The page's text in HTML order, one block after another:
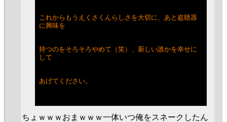
これからもうえくさくんらしさを大切に、あと盗聴器
に興味を
持つのをそろそろやめて（笑）、新しい誰かを幸せに
して
あげてください。
ちょｗｗｗおまｗｗｗ一体いつ俺をスネークしたん